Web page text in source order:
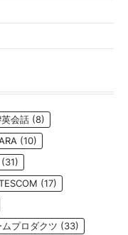
会話 (8)
(10)
(31)
(17)
プロダクツ (33)